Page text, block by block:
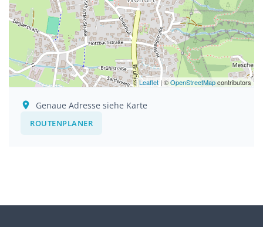
Leaflet | ©OpenStreetMapcontributors
Genaue Adresse siehe Karte
ROUTENPLANER